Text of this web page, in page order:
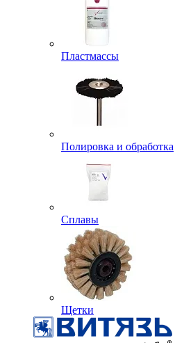
Пластмассы
Полировка и обработка
Сплавы
Щетки